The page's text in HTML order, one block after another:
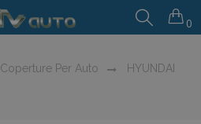
0
Coperture Per Auto
HYUNDAI